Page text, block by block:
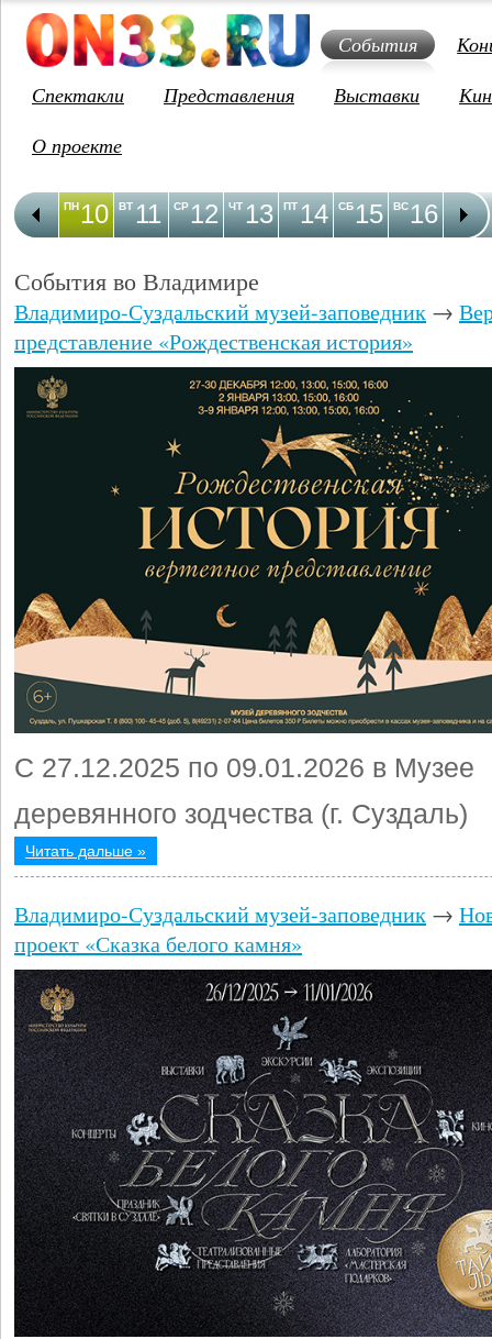
События
Спектакли
Представления Выставки
О проекте
10
ПН 11
ВТ 12
СР 13
ЧТ 14
ПТ 15
СБ 16
ВС 17
ПН
События во Владимире
Владимиро-Суздальский музей-заповедник →
представление «Рождественская история»
С 27.12.2025 по 09.01.2026 в Музее
деревянного зодчества (г. Суздаль)
Читать дальше »
Владимиро-Суздальский музей-заповедник →
проект «Сказка белого камня»